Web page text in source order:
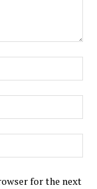
for the next